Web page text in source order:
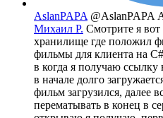
AslanPAPA @AslanPAPA
Михаил Р. Смотрите я вот
хранилище где положил
фильмы для клиента на
в когда я получаю ссылку
в начале долго
фильм загрузился, далее
перематывать в конец в